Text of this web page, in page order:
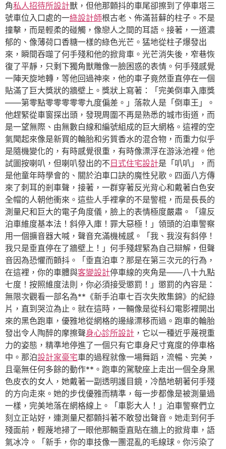
角私人招待所設計獸，但他那顫抖的車尾卻擦到了停車塔三
號車位入口處的一綠設計師根古老、佈滿苔蘚的柱子。不是
撞擊，而是輕柔的碰觸，像戀人之間的耳語。接著，一道濃
郁的、像薄荷口香糖一樣的綠色光芒。猛地從柱子爆發出
來，瞬間吞噬了何手殘和他的掀背車。光芒消失後，窄巷恢
復了平靜，只剩下獨角獸雕像一臉困惑的表情。何手殘感覺
一陣天旋地轉，等他回過神來，他的車子竟然垂直停在一個
貼滿了巨大獎狀的牆壁上。獎狀上寫著：「完美倒車入庫獎
——第零點零零零零零九度偏差。」落款人是「倒車王」。
他趕緊從車窗探出頭，發現周圍不再是熟悉的城市街道，而
是一望無際、由無數白線和編號組成的巨大網格。這裡的空
氣聞起來像是新買的輪胎和劣質香水的混合物，而重力似乎
是隨機變化的，有時感覺很重，有時像漂浮在游泳池裡。他
試圖按喇叭，但喇叭發出的不 日式住宅設計是「叭叭」，而
是他童年時學會的、關於泊車口訣的魔性兒歌。四面八方傳
來了刺耳的剎車聲，接著，一群穿著反光背心和戴著白色安
全帽的人朝他衝來。這些人手裡拿的不是警棍，而是長長的
測量尺和巨大的電子角度儀，臉上的表情極度嚴肅。「違反
泊車維度基本法！斜停入庫！罪大惡極！」領頭的泊車警察
用一個擴音器大喊，聲音充滿機械感。「我、我沒有斜停！
我只是垂直停在了牆壁上！」何手殘趕緊為自己辯解，但聲
音因為恐懼而顫抖。「垂直泊車？那是在第三次元的行為，
在這裡，你的車體與客變設計停車線的夾角是——八十九點
七度！按照維度法則，你必須接受懲罰！」懲罰的內容是：
無限次觀看一部名為**《新手泊車七百次失敗集錦》的紀錄
片，直到哭泣為止。就在這時，一輛像是從科幻電影裡開出
來的黑色跑車，優雅地從網格的邊緣漂移而過。跑車的輪胎
發出令人陶醉的摩擦聲身心診所設計 ，它以一種近乎蔑視重
力的姿態，精準地停進了一個只有它車身尺寸寬度的停車格
中。那泊設計家豪宅車的過程就像一場舞蹈，流暢、完美，
且毫無任何多餘的動作**。跑車的駕駛座上走出一個全身黑
色皮衣的女人，她戴著一副透明護目鏡，冷酷地朝著何手殘
的方向走來。她的步伐優雅而精準，每一步都像是被測量過
一樣，完美地落在網格線上。「車影大人！」泊車警察們立
刻立正站好，連測量尺都顫抖著不敢發出聲音。她走到何手
殘面前，輕蔑地掃了一眼他那輛垂直貼在牆上的掀背車，語
氣冰冷。「新手，你的車技像一團混亂的毛線球。你污染了